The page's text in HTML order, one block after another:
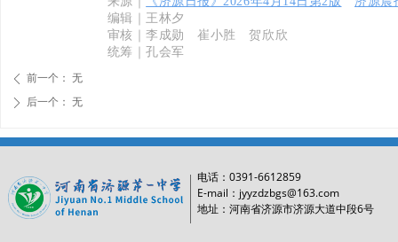
编辑｜王林夕
审核｜李成勋 崔小胜 贺欣欣
统筹｜孔会军
ꄴ 前一个： 无
ꄲ 后一个： 无
电话： 0391-6612859
E-mail：jyyzdzbgs@163.com
地址：河南省济源市济源大道中段6号